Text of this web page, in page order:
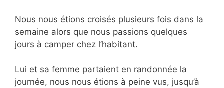
Nous nous étions croisés plusieurs fois dans la
semaine alors que nous passions quelques
jours à camper chez l’habitant.
Lui et sa femme partaient en randonnée la
journée, nous nous étions à peine vus, jusqu’à